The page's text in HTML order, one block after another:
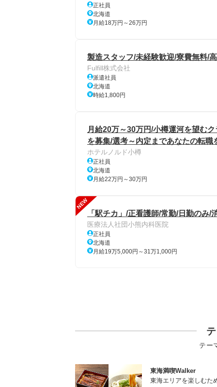
正社員
北海道
月給18万円～26万円
製造スタッフ/未経験歓迎/寮費無料/
Fulfill株式会社
派遣社員
北海道
時給1,800円
月給20万～30万円/小樽運河を望む
を募集/選考～内定まであなたの転職
ホテルノルド小樽
正社員
北海道
月給22万円～30万円
NEW
「駅チカ」/正看護師/常勤/日勤のみ/
医療法人社団小熊内科医院
正社員
北海道
月給19万5,000円～31万1,000円
テー
東海満喫Walker
東海エリアを楽しむた